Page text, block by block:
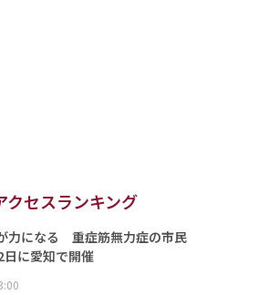
クセスランキング
力になる 重症筋無力症の市民
に愛知で開催